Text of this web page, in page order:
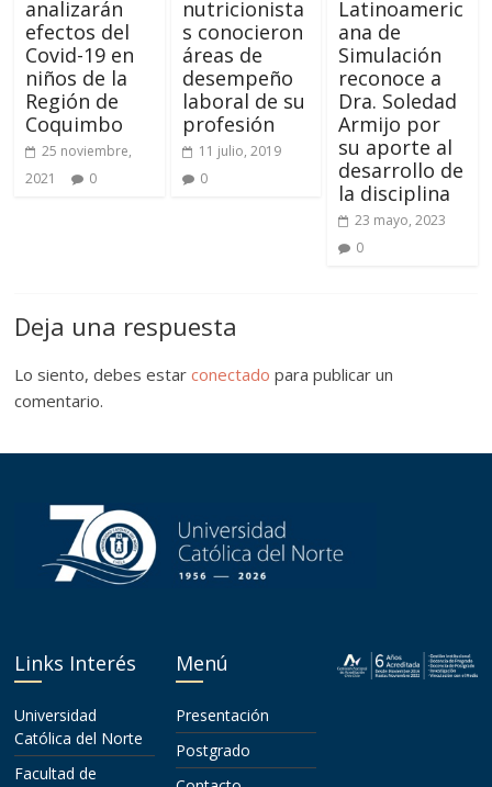
analizarán
efectos del
Covid-19 en
niños de la
Región de
Coquimbo
25 noviembre,
2021
0
nutricionista
s conocieron
áreas de
desempeño
laboral de su
profesión
11 julio, 2019
0
Latinoameric
ana de
Simulación
reconoce a
Dra. Soledad
Armijo por
su aporte al
desarrollo de
la disciplina
23 mayo, 2023
0
Deja una respuesta
Lo siento, debes estarconectado para publicar un
comentario.
Links Interés
Universidad
Católica del Norte
Facultad de
Menú
Presentación
Postgrado